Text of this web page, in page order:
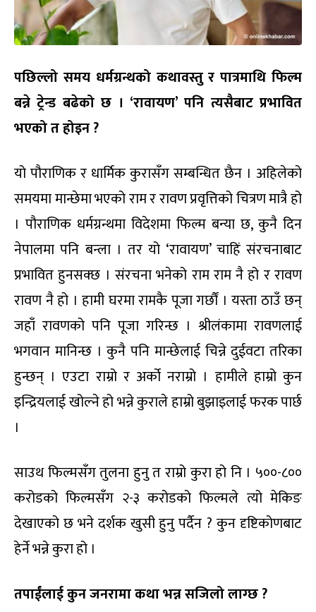
पछिल्लो समय धर्मग्रन्थको कथावस्तु र पात्रमाथि फिल्म
बन्ने ट्रेन्ड बढेको छ । ‘रावायण’ पनि त्यसैबाट प्रभावित
भएको त होइन ?
यो पौराणिक र धार्मिक कुरासँग सम्बन्धित छैन । अहिलेको
समयमा मान्छेमा भएको राम र रावण प्रवृत्तिको चित्रण मात्रै हो
। पौराणिक धर्मग्रन्थमा विदेशमा फिल्म बन्या छ, कुनै दिन
नेपालमा पनि बन्ला । तर यो ‘रावायण’ चाहिं संरचनाबाट
प्रभावित हुनसक्छ । संरचना भनेको राम राम नै हो र रावण
रावण नै हो । हामी घरमा रामकै पूजा गर्छौं । यस्ता ठाउँ छन्
जहाँ रावणको पनि पूजा गरिन्छ । श्रीलंकामा रावणलाई
भगवान मानिन्छ । कुनै पनि मान्छेलाई चिन्ने दुईवटा तरिका
हुन्छन् । एउटा राम्रो र अर्को नराम्रो । हामीले हाम्रो कुन
इन्द्रियलाई खोल्ने हो भन्ने कुराले हाम्रो बुझाइलाई फरक पार्छ
।
साउथ फिल्मसँग तुलना हुनु त राम्रो कुरा हो नि । ५००-८००
करोडको फिल्मसँग २-३ करोडको फिल्मले त्यो मेकिङ
देखाएको छ भने दर्शक खुसी हुनु पर्दैन ? कुन दृष्टिकोणबाट
हेर्ने भन्ने कुरा हो ।
तपाईंलाई कुन जनरामा कथा भन्न सजिलो लाग्छ ?